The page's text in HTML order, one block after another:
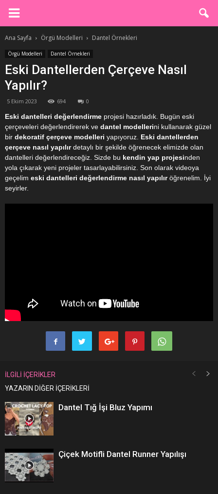
Ana Sayfa Örgü Modelleri Dantel Örnekleri
Örgü Modelleri Dantel Örnekleri
Eski Dantellerden Çerçeve Nasıl
Yapılır?
5 Ekim 2023 694 0
Eski dantelleri değerlendirme projesi hazırladık. Bugün eski
çerçeveleri değerlendirerek ve dantel modellerini kullanarak güzel
bir dekoratif çerçeve modelleri yapıyoruz. Eski dantellerden
çerçeve nasıl yapılırdetaylı bir şekilde öğrenecek elimizde olan
dantelleri değerlendireceğiz. Sizde bu kendin yap projesinden
yola çıkarak yeni projeler tasarlayabilirsiniz. Son olarak videoya
geçelim eski dantelleri değerlendirme nasıl yapılıröğrenelim. İyi
seyirler.
İLGİLİ İÇERİKLER
YAZARIN DİĞER İÇERİKLERİ
Dantel Tığ İşi Bluz Yapımı
Çiçek Motifli Dantel Runner Yapılışı